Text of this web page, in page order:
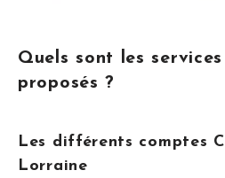
Quels sont les
proposés ?
Les différents comptes
Lorraine